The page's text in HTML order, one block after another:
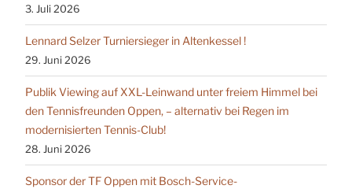
3. Juli 2026
Lennard Selzer Turniersieger in Altenkessel !
29. Juni 2026
Publik Viewing auf XXL-Leinwand unter freiem Himmel bei
den Tennisfreunden Oppen, – alternativ bei Regen im
modernisierten Tennis-Club!
28. Juni 2026
Sponsor der TF Oppen mit Bosch-Service-